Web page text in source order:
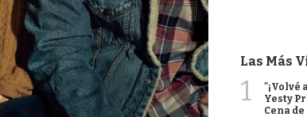
Las Más
1
"¡Volvé
Yesty
Cena